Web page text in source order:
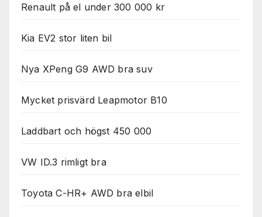
Renault på el under 300 000 kr
Kia EV2 stor liten bil
Nya XPeng G9 AWD bra suv
Mycket prisvärd Leapmotor B10
Laddbart och högst 450 000
VW ID.3 rimligt bra
Toyota C-HR+ AWD bra elbil